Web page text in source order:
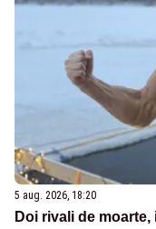
5 aug. 2026, 18:20
Doi rivali de